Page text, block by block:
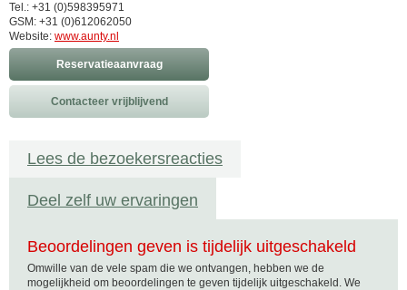
Tel.: +31 (0)598395971
GSM: +31 (0)612062050
Website: www.aunty.nl
Reservatieaanvraag
Contacteer vrijblijvend
Lees de bezoekersreacties
Deel zelf uw ervaringen
Beoordelingen geven is tijdelijk uitgeschakeld
Omwille van de vele spam die we ontvangen, hebben we de
mogelijkheid om beoordelingen te geven tijdelijk uitgeschakeld. We